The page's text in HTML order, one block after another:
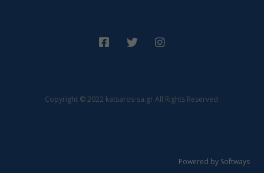
Copyright © 2022 katsaros-sa.gr All Rights Reserved.
Powered by Softways